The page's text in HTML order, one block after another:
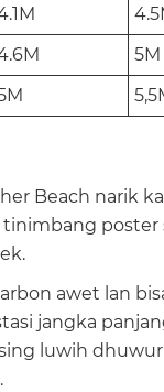
5M
Beach narik
poster
awet lan
jangka
luwih